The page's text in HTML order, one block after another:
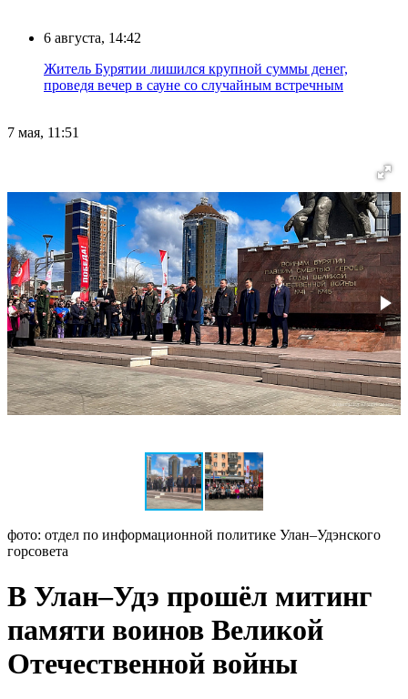
6 августа, 14:42
Житель Бурятии лишился крупной суммы денег,
проведя вечер в сауне со случайным встречным
7 мая, 11:51
фото: отдел по информационной политике Улан–Удэнского
горсовета
В Улан–Удэ прошёл митинг
памяти воинов Великой
Отечественной войны